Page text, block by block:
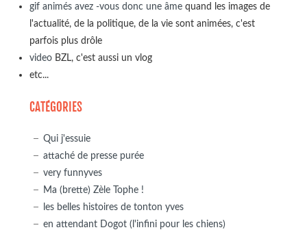
gif animés avez -vous donc une âmequand les images de
l'actualité, de la politique, de la vie sont animées, c'est
parfois plus drôle
videoBZL, c'est aussi un vlog
etc...
CATÉGORIES
Qui j'essuie
attaché de presse purée
very funnyves
Ma (brette) Zèle Tophe !
les belles histoires de tonton yves
en attendant Dogot (l'infini pour les chiens)